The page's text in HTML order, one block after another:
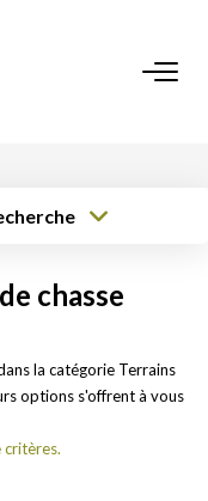
chasse
la catégorie Terrains
options s'offrent à vous
critères.